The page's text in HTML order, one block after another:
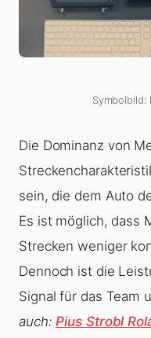
Symbolbild:
Die Dominanz von
sein, die dem Auto
Es ist möglich, dass
Strecken weniger
Dennoch ist die
Signal für das Team
auch:Pius Strobl